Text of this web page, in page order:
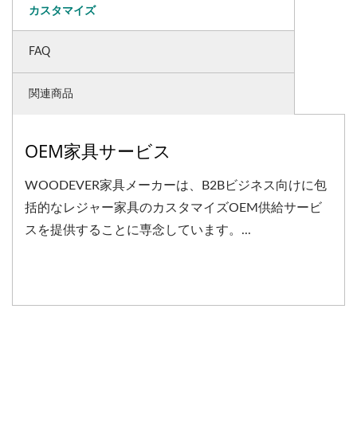
カスタマイズ
FAQ
関連商品
OEM家具サービス
WOODEVER家具メーカーは、B2Bビジネス向けに包
括的なレジャー家具のカスタマイズOEM供給サービ
スを提供することに専念しています。...